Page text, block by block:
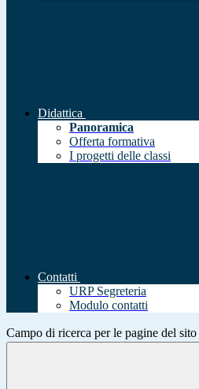
Didattica
Panoramica
Offerta formativa
I progetti delle classi
Contatti
URP Segreteria
Modulo contatti
Campo di ricerca per le pagine del sito